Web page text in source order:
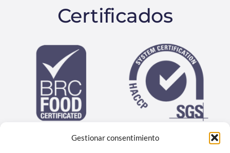
Gestionar consentimiento
Certificados